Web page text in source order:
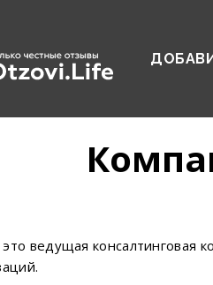
ведущая консалтинговая